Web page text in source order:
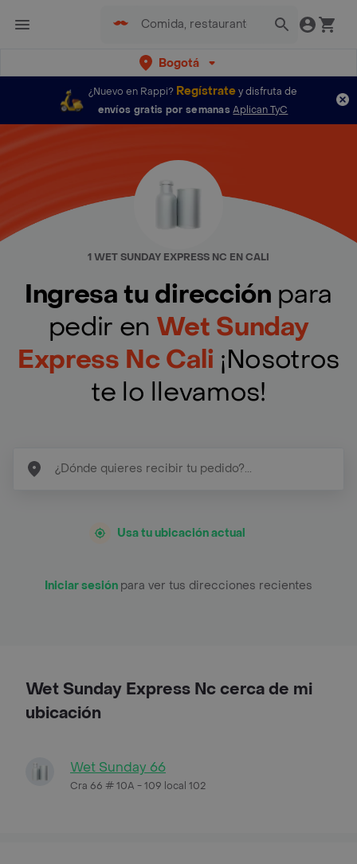
Bogotá
¿Nuevo en Rappi? Regístratey disfruta de
envíos gratis por semanas Aplican TyC
1 WET SUNDAY EXPRESS NC EN CALI
Ingresa tu dirección para
pedir en Wet Sunday
Express Nc Cali ¡Nosotros
te lo llevamos!
Usa tu ubicación actual
Iniciar sesión para ver tus direcciones recientes
Wet Sunday Express Nc cerca de mi
ubicación
Wet Sunday 66
Cra 66 # 10A - 109 local 102